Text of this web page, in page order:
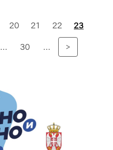
20 21 22 23
... 30 ... >